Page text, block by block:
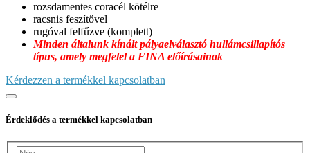
rozsdamentes coracél kötélre
racsnis feszítővel
rugóval felfűzve (komplett)
Minden általunk kínált pályaelválasztó hullámcsillapítós
típus, amely megfelel a FINA előírásainak
Kérdezzen a termékkel kapcsolatban
Érdeklődés a termékkel kapcsolatban